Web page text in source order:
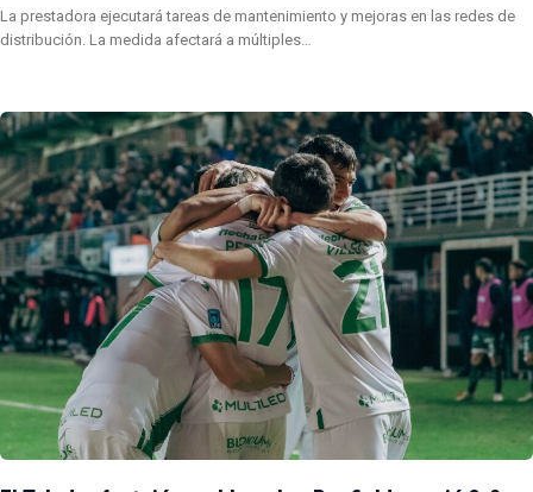
La prestadora ejecutará tareas de mantenimiento y mejoras en las redes de
distribución. La medida afectará a múltiples…